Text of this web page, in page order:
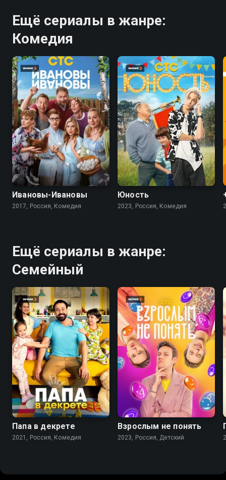
Ещё сериалы в жанре:
Комедия
7.8 6.6
Ивановы-Ивановы
2017, Россия, Комедия
7.8
Юность
2023, Россия, Комедия
Ещё сериалы в жанре:
Семейный
7.7
Папа в декрете
2021, Россия, Комедия
8.1
Взрослым не понять
2023, Россия, Детский